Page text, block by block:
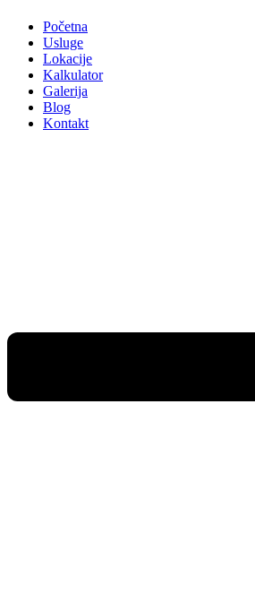
Početna
Usluge
Lokacije
Kalkulator
Galerija
Blog
Kontakt